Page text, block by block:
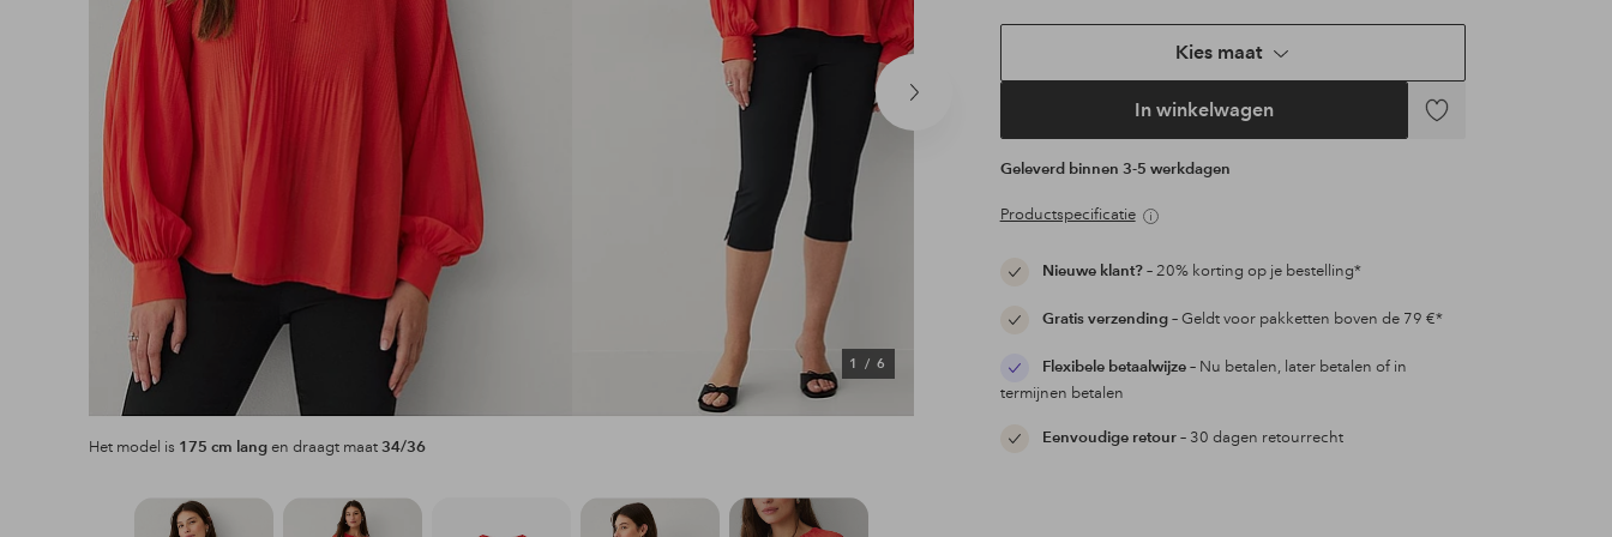
Volgend
1/ 6
Het model is 175 cm langen draagt maat34/36
Kies maat
In winkelwagen
Toevoegen
Geleverd binnen 3-5 werkdagen
Productspecificatie
Nieuwe klant?– 20% korting op je bestelling*
Gratis verzending– Geldt voor pakketten boven de 79 €*
Flexibele betaalwijze– Nu betalen, later betalen of in
termijnen betalen
Eenvoudige retour– 30 dagen retourrecht